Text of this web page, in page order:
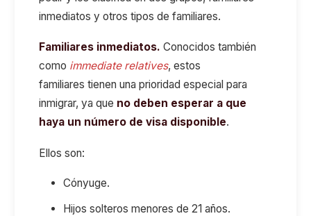
inmediatos y otros tipos de familiares.
Familiares inmediatos. Conocidos también
como immediate relatives, estos
familiares tienen una prioridad especial para
inmigrar, ya que no deben esperar a que
haya un número de visa disponible.
Ellos son:
Cónyuge.
Hijos solteros menores de 21 años.